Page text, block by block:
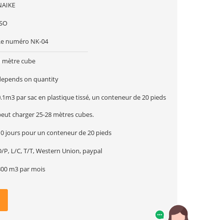
numéro NK-04
mètre cube
on quantity
par sac en plastique tissé, un conteneur de 20 pieds
charger 25-28 mètres cubes.
jours pour un conteneur de 20 pieds
P, L/C, T/T, Western Union, paypal
m3 par mois